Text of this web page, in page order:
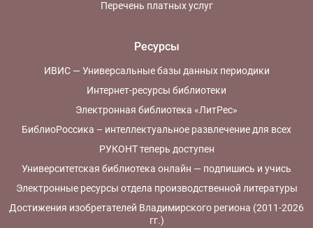
Перечень платных услуг
Ресурсы
ИВИС — Универсальные базы данных периодики
Интернет-ресурсы библиотеки
Электронная библиотека «ЛитРес»
БиблиоРоссика – интеллектуальное развлечение для всех
РУКОНТ теперь доступен
Университетская библиотека онлайн — подпишись и учись
Электронные ресурсы отдела производственной литературы
Достижения изобретателей Владимирского региона (2011-2026
гг.)